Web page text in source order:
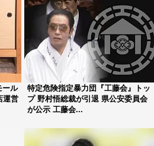
ール
運営
特定危険指定暴力団『工藤会』トッ
プ 野村悟総裁が引退 県公安委員会
が公示 工藤会...